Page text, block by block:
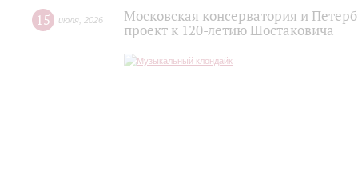
15 июля 2026
Московская консерватория и
проект к 120-летию Шостаковича